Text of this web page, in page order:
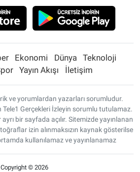
Ekonomi Dünya
Teknoloji
Yayın Akışı İletişim
ve yorumlardan yazarları sorumludur.
Tele1 Gerçekleri İzleyin sorumlu tutulamaz.
bir sayfada açılır. Sitemizde yayınlanan
izin alınmaksızın kaynak gösterilse
kullanılamaz ve yayınlanamaz
© 2026